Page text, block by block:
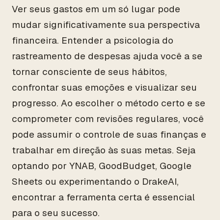
Ver seus gastos em um só lugar pode
mudar significativamente sua perspectiva
financeira. Entender a psicologia do
rastreamento de despesas ajuda você a se
tornar consciente de seus hábitos,
confrontar suas emoções e visualizar seu
progresso. Ao escolher o método certo e se
comprometer com revisões regulares, você
pode assumir o controle de suas finanças e
trabalhar em direção às suas metas. Seja
optando por YNAB, GoodBudget, Google
Sheets ou experimentando o DrakeAI,
encontrar a ferramenta certa é essencial
para o seu sucesso.